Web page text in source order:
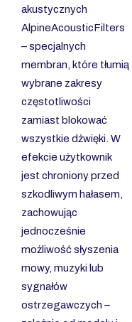
akustycznych
AlpineAcousticFilters
– specjalnych
membran, które tłumią
wybrane zakresy
częstotliwości
zamiast blokować
wszystkie dźwięki. W
efekcie użytkownik
jest chroniony przed
szkodliwym hałasem,
zachowując
jednocześnie
możliwość słyszenia
mowy, muzyki lub
sygnałów
ostrzegawczych –